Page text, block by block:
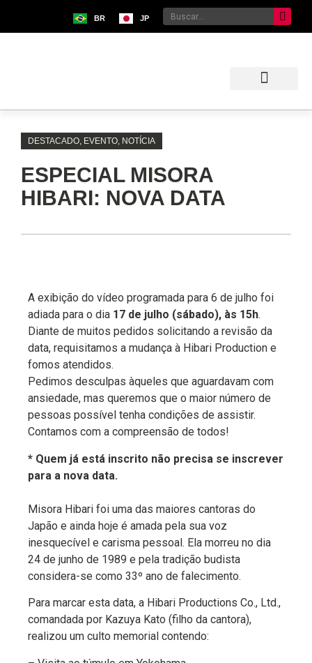
BR JP
DESTACADO, EVENTO, NOTÍCIA
ESPECIAL MISORA
HIBARI: NOVA DATA
A exibição do vídeo programada para 6 de julho foi
adiada para o dia 17 de julho (sábado), às 15h.
Diante de muitos pedidos solicitando a revisão da
data, requisitamos a mudança à Hibari Production e
fomos atendidos.
Pedimos desculpas àqueles que aguardavam com
ansiedade, mas queremos que o maior número de
pessoas possível tenha condições de assistir.
Contamos com a compreensão de todos!
* Quem já está inscrito não precisa se inscrever
para a nova data.
Misora Hibari foi uma das maiores cantoras do
Japão e ainda hoje é amada pela sua voz
inesquecível e carisma pessoal. Ela morreu no dia
24 de junho de 1989 e pela tradição budista
considera-se como 33º ano de falecimento.
Para marcar esta data, a Hibari Productions Co., Ltd.,
comandada por Kazuya Kato (filho da cantora),
realizou um culto memorial contendo: